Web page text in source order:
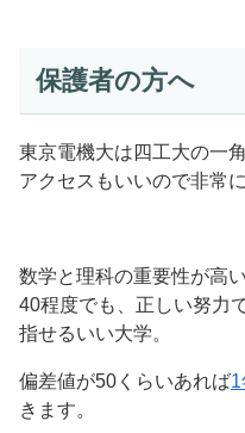
保護者の方へ
東京電機大は四工大の一
アクセスもいいので非常
数学と理科の重要性が高
40程度でも、正しい努力
指せるいい大学。
偏差値が50くらいあれば
きます。